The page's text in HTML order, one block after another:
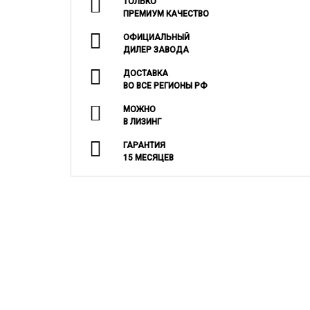
ПРЕМИУМ КАЧЕСТВО
ОФИЦИАЛЬНЫЙ
ДИЛЕР ЗАВОДА
ДОСТАВКА
ВО ВСЕ РЕГИОНЫ РФ
МОЖНО
В ЛИЗИНГ
ГАРАНТИЯ
15 МЕСЯЦЕВ